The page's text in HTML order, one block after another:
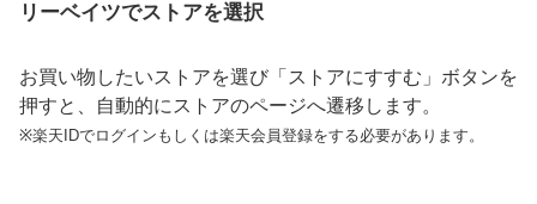
リーベイツでストアを選択
お買い物したいストアを選び「ストアにすすむ」ボタンを
押すと、自動的にストアのページへ遷移します。
※楽天IDでログインもしくは楽天会員登録をする必要があります。